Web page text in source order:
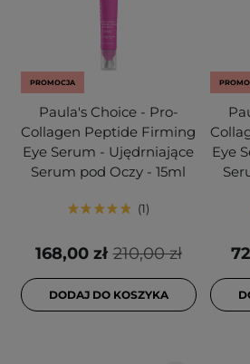
PROMOCJA
Paula's Choice - Pro-
Collagen Peptide Firming
Eye Serum - Ujędrniające
Serum pod Oczy - 15ml
1
210,00 zł
168,00 zł
DODAJ DO KOSZYKA
Eye